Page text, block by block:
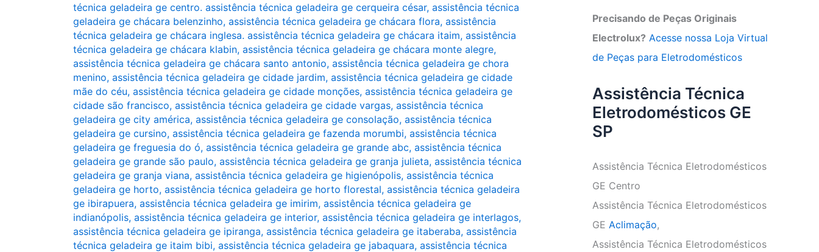
técnica geladeira ge centro. assistência técnica geladeira ge cerqueira césar, assistência técnica
geladeira ge chácara belenzinho, assistência técnica geladeira ge chácara flora, assistência
técnica geladeira ge chácara inglesa. assistência técnica geladeira ge chácara itaim, assistência
técnica geladeira ge chácara klabin, assistência técnica geladeira ge chácara monte alegre,
assistência técnica geladeira ge chácara santo antonio, assistência técnica geladeira ge chora
menino, assistência técnica geladeira ge cidade jardim, assistência técnica geladeira ge cidade
mãe do céu, assistência técnica geladeira ge cidade monções, assistência técnica geladeira ge
cidade são francisco, assistência técnica geladeira ge cidade vargas, assistência técnica
geladeira ge city américa, assistência técnica geladeira ge consolação, assistência técnica
geladeira ge cursino, assistência técnica geladeira ge fazenda morumbi, assistência técnica
geladeira ge freguesia do ó, assistência técnica geladeira ge grande abc, assistência técnica
geladeira ge grande são paulo, assistência técnica geladeira ge granja julieta, assistência técnica
geladeira ge granja viana, assistência técnica geladeira ge higienópolis, assistência técnica
geladeira ge horto, assistência técnica geladeira ge horto florestal, assistência técnica geladeira
ge ibirapuera, assistência técnica geladeira ge imirim, assistência técnica geladeira ge
indianópolis, assistência técnica geladeira ge interior, assistência técnica geladeira ge interlagos,
assistência técnica geladeira ge ipiranga, assistência técnica geladeira ge itaberaba, assistência
técnica geladeira ge itaim bibi, assistência técnica geladeira ge jabaquara, assistência técnica
Precisando de Peças Originais
Electrolux? Acesse nossa Loja Virtual
de Peças para Eletrodomésticos
Assistência Técnica
Eletrodomésticos GE
SP
Assistência Técnica Eletrodomésticos
GE Centro
Assistência Técnica Eletrodomésticos
GE Aclimação,
Assistência Técnica Eletrodomésticos